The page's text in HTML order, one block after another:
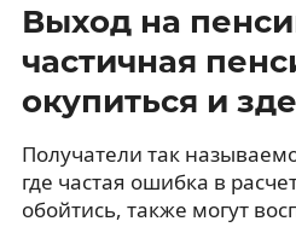
Выход на
частичная
окупиться и
Получатели так
где частая ошибка в
обойтись, также могут